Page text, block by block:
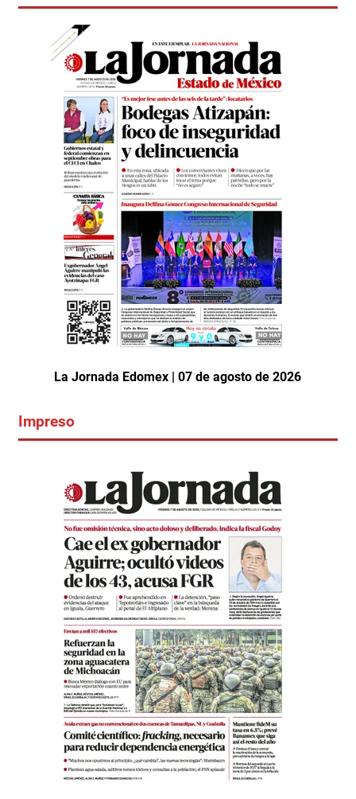
La Jornada Edomex | 07 de agosto de 2026
Impreso